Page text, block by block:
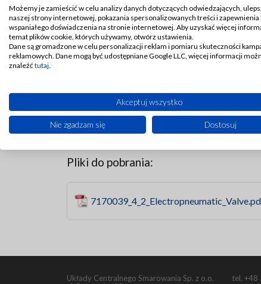
Zawór 4/2 (czterodrożny, dwustopniowy) służy
liniach smarowania).
Działa w taki sposób, że na przemian łączy
ciśnienie w drugiej linii. W stanie spoczynku
Parametry techniczne typowego modelu:
24 V DC / 110 V AC / 230 V AC, temperatura
Zawór jest zaprojektowany do pracy ze
lepkości.
Istnieje też wersja 4/2 zgodna ze standardem
Pliki do pobrania:
Układy Centralnego Smarowania Sp. z o.o.
tel. +48
Możemy je zamieścić w celu analizy danych dotyczących odwiedzających,
naszej strony internetowej, pokazania spersonalizowanych treści i zapewnienia
wspaniałego doświadczenia na stronie internetowej. Aby uzyskać więcej
temat plików cookie, których używamy, otwórz ustawienia.
Dane są gromadzone w celu personalizacji reklam i pomiaru skuteczności
reklamowych. Dane mogą być udostępniane Google LLC, więcej informacji
znaleźć tutaj
Akceptuj wszystko
Nie zgadzam się Dostosuj